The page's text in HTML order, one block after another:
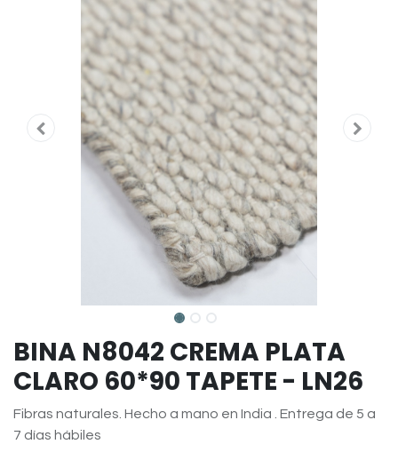
BINA N8042 CREMA PLATA
CLARO 60*90 TAPETE - LN26
Fibras naturales. Hecho a mano en India . Entrega de 5 a
7 días hábiles